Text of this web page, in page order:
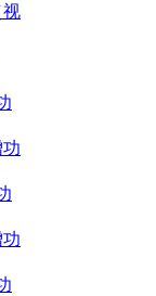
视